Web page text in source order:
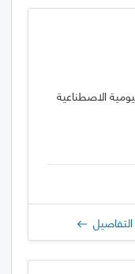
الاصطناعية
التفاصيل